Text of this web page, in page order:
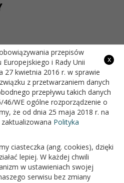
GMINY BIAŁOPOLE
x
przepisów
i Rady Unii
27 kwietnia 2016 r. w sprawie
z przetwarzaniem danych
przepływu takich danych
WE ogólne rozporządzenie o
że od dnia 25 maja 2018 r. na
Polityka
ciasteczka (ang. cookies), dzięki
lepiej. W każdej chwili
w ustawieniach swojej
serwisu bez zmiany